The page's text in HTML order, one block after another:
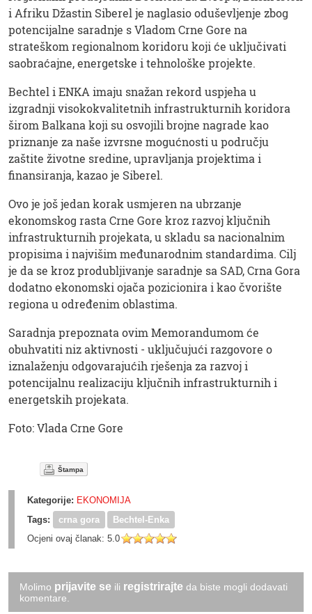
i Afriku Džastin Siberel je naglasio oduševljenje zbog
potencijalne saradnje s Vladom Crne Gore na
strateškom regionalnom koridoru koji će uključivati
saobraćajne, energetske i tehnološke projekte.
Bechtel i ENKA imaju snažan rekord uspjeha u
izgradnji visokokvalitetnih infrastrukturnih koridora
širom Balkana koji su osvojili brojne nagrade kao
priznanje za naše izvrsne mogućnosti u području
zaštite životne sredine, upravljanja projektima i
finansiranja, kazao je Siberel.
Ovo je još jedan korak usmjeren na ubrzanje
ekonomskog rasta Crne Gore kroz razvoj ključnih
infrastrukturnih projekata, u skladu sa nacionalnim
propisima i najvišim međunarodnim standardima. Cilj
je da se kroz produbljivanje saradnje sa SAD, Crna Gora
dodatno ekonomski ojača pozicionira i kao čvorište
regiona u određenim oblastima.
Saradnja prepoznata ovim Memorandumom će
obuhvatiti niz aktivnosti - uključujući razgovore o
iznalaženju odgovarajućih rješenja za razvoj i
potencijalnu realizaciju ključnih infrastrukturnih i
energetskih projekata.
Foto: Vlada Crne Gore
Štampa
Kategorije: EKONOMIJA
Tags:
crna gora
Bechtel-Enka
Ocjeni ovaj članak: 5.0
Molimo prijavite se ili registrirajte da biste mogli dodavati
komentare.